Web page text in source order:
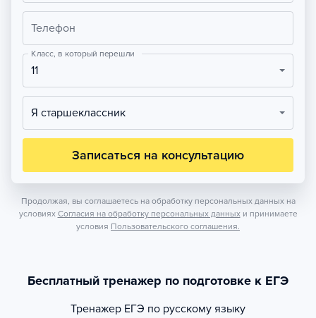
Телефон
Класс, в который перешли
11
Я старшеклассник
Записаться на консультацию
Продолжая, вы соглашаетесь на обработку персональных данных на
условиях Согласия на обработку персональных данных и принимаете
условия Пользовательского соглашения.
Бесплатный тренажер по подготовке к ЕГЭ
Тренажер ЕГЭ по русскому языку